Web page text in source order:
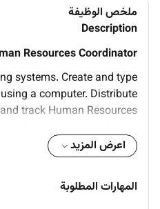
ملخص الوظيفة
Description
Resources Coordinator
systems. Create and type
a computer. Distribute
track Human Resources
employee personnel file.
candidates with application
space designated for
and ensure it is clean well
اعرض المزيد
المهارات المطلوبة